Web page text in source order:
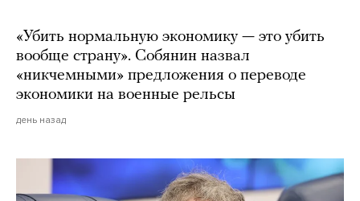
«Убить нормальную экономику — это убить
вообще страну». Собянин назвал
«никчемными» предложения о переводе
экономики на военные рельсы
день назад